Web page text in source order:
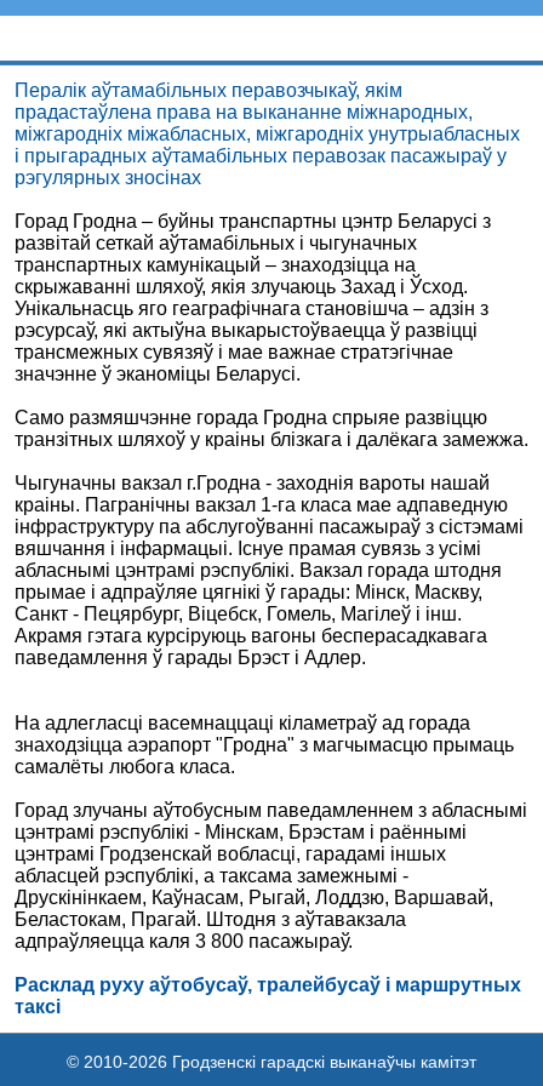
Пералік аўтамабільных перавозчыкаў, якім
прадастаўлена права на выкананне міжнародных,
міжгародніх міжабласных, міжгародніх унутрыабласных
і прыгарадных аўтамабільных перавозак пасажыраў у
рэгулярных зносінах
Горад Гродна – буйны транспартны цэнтр Беларусі з
развітай сеткай аўтамабільных і чыгуначных
транспартных камунікацый – знаходзіцца на
скрыжаванні шляхоў, якія злучаюць Захад і Ўсход.
Унікальнасць яго геаграфічнага становішча – адзін з
рэсурсаў, які актыўна выкарыстоўваецца ў развіцці
трансмежных сувязяў і мае важнае стратэгічнае
значэнне ў эканоміцы Беларусі.
Само размяшчэнне горада Гродна спрыяе развіццю
транзітных шляхоў у краіны блізкага і далёкага замежжа.
Чыгуначны вакзал г.Гродна - заходнія вароты нашай
краіны. Пагранічны вакзал 1-га класа мае адпаведную
інфраструктуру па абслугоўванні пасажыраў з сістэмамі
вяшчання і інфармацыі. Існуе прамая сувязь з усімі
абласнымі цэнтрамі рэспублікі. Вакзал горада штодня
прымае і адпраўляе цягнікі ў гарады: Мінск, Маскву,
Санкт - Пецярбург, Віцебск, Гомель, Магілеў і інш.
Акрамя гэтага курсіруюць вагоны бесперасадкавага
паведамлення ў гарады Брэст і Адлер.
На адлегласці васемнаццаці кіламетраў ад горада
знаходзіцца аэрапорт "Гродна" з магчымасцю прымаць
самалёты любога класа.
Горад злучаны аўтобусным паведамленнем з абласнымі
цэнтрамі рэспублікі - Мінскам, Брэстам і раённымі
цэнтрамі Гродзенскай вобласці, гарадамі іншых
абласцей рэспублікі, а таксама замежнымі -
Друскінінкаем, Каўнасам, Рыгай, Лоддзю, Варшавай,
Беластокам, Прагай. Штодня з аўтавакзала
адпраўляецца каля 3 800 пасажыраў.
Расклад руху аўтобусаў, тралейбусаў і маршрутных
таксі
© 2010-2026 Гродзенскі гарадскі выканаўчы камітэт